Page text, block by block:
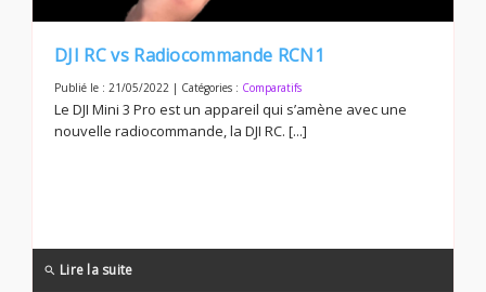
DJI RC vs Radiocommande RCN1
Publié le : 21/05/2022 | Catégories : Comparatifs
Le DJI Mini 3 Pro est un appareil qui s’amène avec une
nouvelle radiocommande, la DJI RC. [...]
search Lire la suite